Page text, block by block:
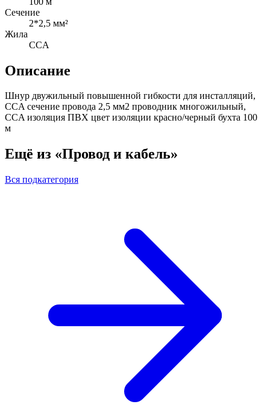
Сечение
2*2,5 мм²
Жила
CCA
Описание
Шнур двужильный повышенной гибкости для инсталляций,
CCA сечение провода 2,5 мм2 проводник многожильный,
CCA изоляция ПВХ цвет изоляции красно/черный бухта 100
м
Ещё из «Провод и кабель»
Вся подкатегория